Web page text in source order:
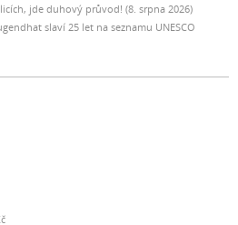
jde duhový průvod! (8. srpna 2026)
slaví 25 let na seznamu UNESCO